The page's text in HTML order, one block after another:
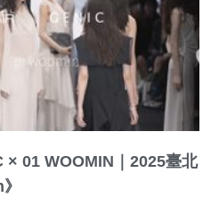
× 01 WOOMIN｜2025臺北